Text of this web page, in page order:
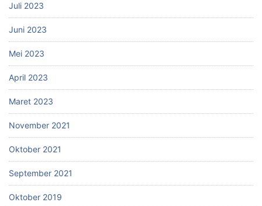
Juli 2023
Juni 2023
Mei 2023
April 2023
Maret 2023
November 2021
Oktober 2021
September 2021
Oktober 2019